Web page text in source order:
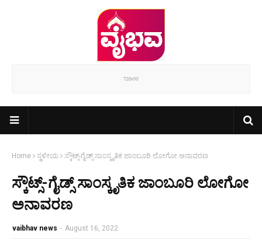
Home ಸ್ಥಳೀಯ ಸ್ಕೌಟ್ಸ್-ಗೈಡ್ಸ್ ಸಾಂಸ್ಕೃತಿಕ ಜಾಂಬೂರಿ ಲೋಗೋ ಅನಾವರಣ
ಸ್ಕೌಟ್ಸ್-ಗೈಡ್ಸ್ ಸಾಂಸ್ಕೃತಿಕ ಜಾಂಬೂರಿ ಲೋಗೋ
ಅನಾವರಣ
vaibhav news - August 16, 2022